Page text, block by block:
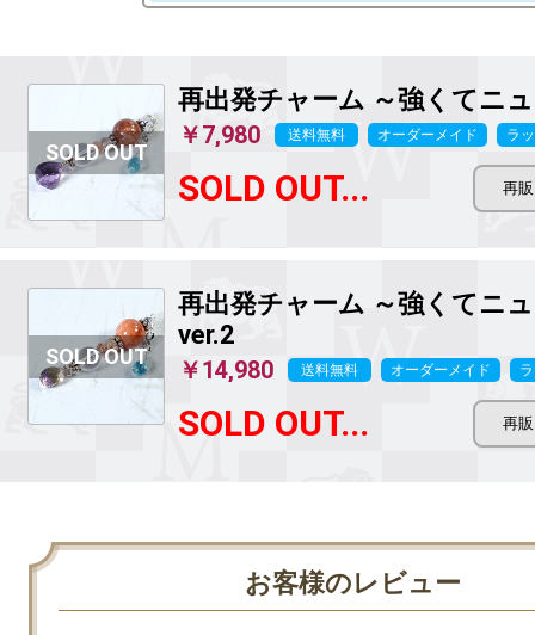
再出発チャーム ～強くてニ
￥7,980 送料無料 オーダーメイド ラ
SOLD OUT...
再出発チャーム ～強くてニ
ver.2
￥14,980 送料無料 オーダーメイド
SOLD OUT...
お客様のレビュー